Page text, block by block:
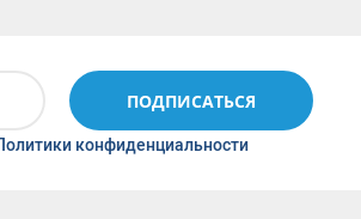
ПОДПИСАТЬСЯ
конфиденциальности